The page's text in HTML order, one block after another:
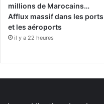
millions de Marocains…
Afflux massif dans les ports
et les aéroports
il y a 22 heures